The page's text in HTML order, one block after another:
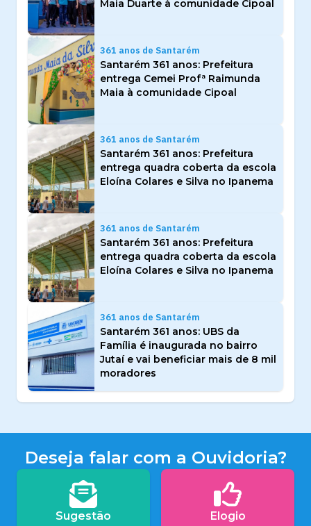
Maia Duarte à comunidade Cipoal
361 anos de Santarém
Santarém 361 anos: Prefeitura
entrega Cemei Profª Raimunda
Maia à comunidade Cipoal
361 anos de Santarém
Santarém 361 anos: Prefeitura
entrega quadra coberta da escola
Eloína Colares e Silva no Ipanema
361 anos de Santarém
Santarém 361 anos: Prefeitura
entrega quadra coberta da escola
Eloína Colares e Silva no Ipanema
361 anos de Santarém
Santarém 361 anos: UBS da
Família é inaugurada no bairro
Jutaí e vai beneficiar mais de 8 mil
moradores
Deseja falar com a Ouvidoria?
Sugestão Elogio